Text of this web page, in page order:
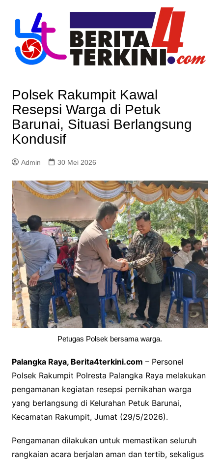
content
Polsek Rakumpit Kawal
Resepsi Warga di Petuk
Barunai, Situasi Berlangsung
Kondusif
Admin 30 Mei 2026
Petugas Polsek bersama warga.
Palangka Raya, Berita4terkini.com – Personel
Polsek Rakumpit Polresta Palangka Raya melakukan
pengamanan kegiatan resepsi pernikahan warga
yang berlangsung di Kelurahan Petuk Barunai,
Kecamatan Rakumpit, Jumat (29/5/2026).
Pengamanan dilakukan untuk memastikan seluruh
rangkaian acara berjalan aman dan tertib, sekaligus